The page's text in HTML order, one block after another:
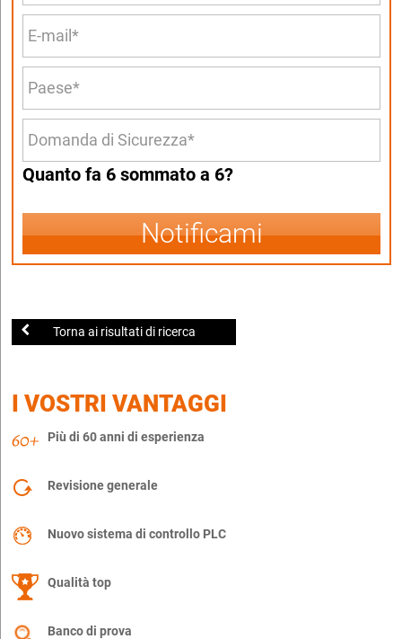
Quanto fa 6 sommato a 6?
Notificami
Torna ai risultati di ricerca
I VOSTRI VANTAGGI
Più di 60 anni di esperienza
Revisione generale
Nuovo sistema di controllo PLC
Qualità top
Banco di prova